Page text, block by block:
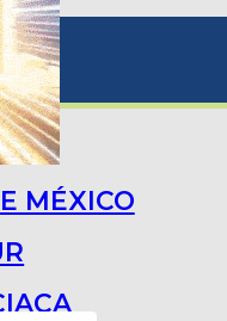
MÉXICO